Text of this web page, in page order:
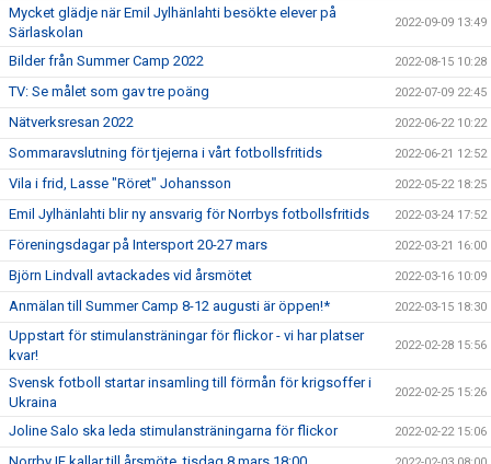
Mycket glädje när Emil Jylhänlahti besökte elever på
Särlaskolan
2022-09-09 13:49
Bilder från Summer Camp 2022 2022-08-15 10:28
TV: Se målet som gav tre poäng 2022-07-09 22:45
Nätverksresan 2022 2022-06-22 10:22
Sommaravslutning för tjejerna i vårt fotbollsfritids 2022-06-21 12:52
Vila i frid, Lasse "Röret" Johansson 2022-05-22 18:25
Emil Jylhänlahti blir ny ansvarig för Norrbys fotbollsfritids 2022-03-24 17:52
Föreningsdagar på Intersport 20-27 mars 2022-03-21 16:00
Björn Lindvall avtackades vid årsmötet 2022-03-16 10:09
Anmälan till Summer Camp 8-12 augusti är öppen!* 2022-03-15 18:30
Uppstart för stimulansträningar för flickor - vi har platser
kvar!
2022-02-28 15:56
Svensk fotboll startar insamling till förmån för krigsoffer i
Ukraina
2022-02-25 15:26
Joline Salo ska leda stimulansträningarna för flickor 2022-02-22 15:06